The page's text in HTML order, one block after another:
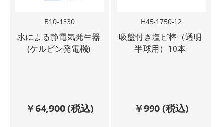
B10-1330
水による静電気発生器
(ケルビン発電機)
￥64,900(税込)
H45-1750-12
吸盤付き塩ビ棒（透明
半球用）10本
￥990(税込)